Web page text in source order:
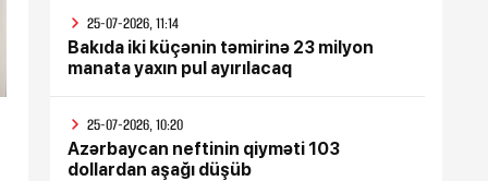
25-07-2026, 11:14
Bakıda iki küçənin təmirinə 23 milyon
manata yaxın pul ayırılacaq
25-07-2026, 10:20
Azərbaycan neftinin qiyməti 103
dollardan aşağı düşüb